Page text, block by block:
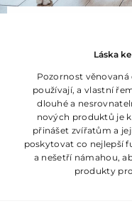
Láska
Pozornost
používají, a vlastní
dlouhé a
nových produktů je
přinášet zvířatům a
poskytovat co nejlepší
a nešetří námahou,
produkty